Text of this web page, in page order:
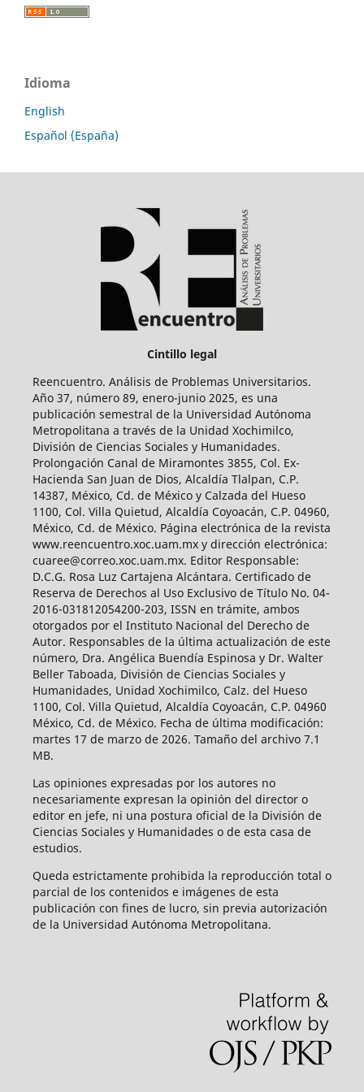
Idioma
English
Español (España)
Cintillo legal
Reencuentro. Análisis de Problemas Universitarios.
Año 37, número 89, enero-junio 2025, es una
publicación semestral de la Universidad Autónoma
Metropolitana a través de la Unidad Xochimilco,
División de Ciencias Sociales y Humanidades.
Prolongación Canal de Miramontes 3855, Col. Ex-
Hacienda San Juan de Dios, Alcaldía Tlalpan, C.P.
14387, México, Cd. de México y Calzada del Hueso
1100, Col. Villa Quietud, Alcaldía Coyoacán, C.P. 04960,
México, Cd. de México. Página electrónica de la revista
www.reencuentro.xoc.uam.mx y dirección electrónica:
cuaree@correo.xoc.uam.mx. Editor Responsable:
D.C.G. Rosa Luz Cartajena Alcántara. Certificado de
Reserva de Derechos al Uso Exclusivo de Título No. 04-
2016-031812054200-203, ISSN en trámite, ambos
otorgados por el Instituto Nacional del Derecho de
Autor. Responsables de la última actualización de este
número, Dra. Angélica Buendía Espinosa y Dr. Walter
Beller Taboada, División de Ciencias Sociales y
Humanidades, Unidad Xochimilco, Calz. del Hueso
1100, Col. Villa Quietud, Alcaldía Coyoacán, C.P. 04960
México, Cd. de México. Fecha de última modificación:
martes 17 de marzo de 2026. Tamaño del archivo 7.1
MB.
Las opiniones expresadas por los autores no
necesariamente expresan la opinión del director o
editor en jefe, ni una postura oficial de la División de
Ciencias Sociales y Humanidades o de esta casa de
estudios.
Queda estrictamente prohibida la reproducción total o
parcial de los contenidos e imágenes de esta
publicación con fines de lucro, sin previa autorización
de la Universidad Autónoma Metropolitana.